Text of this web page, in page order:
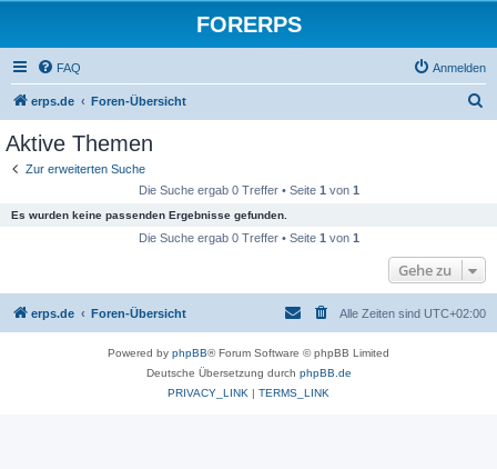
FORERPS
FAQ Anmelden
erps.de Foren-Übersicht
Aktive Themen
Zur erweiterten Suche
Die Suche ergab 0 Treffer • Seite 1 von 1
Es wurden keine passenden Ergebnisse gefunden.
Die Suche ergab 0 Treffer • Seite 1 von 1
Gehe zu
erps.de Foren-Übersicht Alle Zeiten sind UTC+02:00
Powered by phpBB® Forum Software © phpBB Limited
Deutsche Übersetzung durch phpBB.de
PRIVACY_LINK | TERMS_LINK